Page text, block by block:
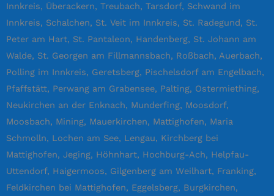
Innkreis, Überackern, Treubach, Tarsdorf, Schwand im
Innkreis, Schalchen, St. Veit im Innkreis, St. Radegund, St.
Peter am Hart, St. Pantaleon, Handenberg, St. Johann am
Walde, St. Georgen am Fillmannsbach, Roßbach, Auerbach,
Polling im Innkreis, Geretsberg, Pischelsdorf am Engelbach,
Pfaffstätt, Perwang am Grabensee, Palting, Ostermiething,
Neukirchen an der Enknach, Munderfing, Moosdorf,
Moosbach, Mining, Mauerkirchen, Mattighofen, Maria
Schmolln, Lochen am See, Lengau, Kirchberg bei
Mattighofen, Jeging, Höhnhart, Hochburg-Ach, Helpfau-
Uttendorf, Haigermoos, Gilgenberg am Weilhart, Franking,
Feldkirchen bei Mattighofen, Eggelsberg, Burgkirchen,